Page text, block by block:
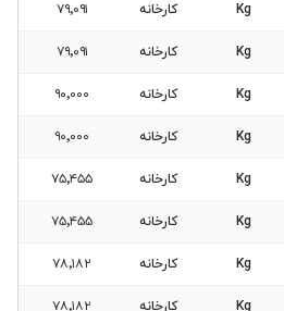
Kg کارخانه ۷۹٬۰۹۱
Kg کارخانه ۷۹٬۰۹۱
Kg کارخانه ۹۰٬۰۰۰
Kg کارخانه ۹۰٬۰۰۰
Kg کارخانه ۷۵٬۴۵۵
Kg کارخانه ۷۵٬۴۵۵
Kg کارخانه ۷۸٬۱۸۲
Kg کارخانه ۷۸٬۱۸۲